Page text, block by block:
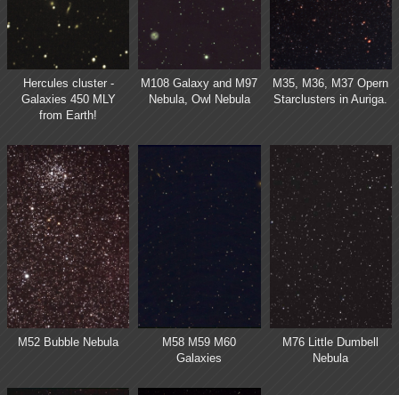
Hercules cluster -
Galaxies 450 MLY
from Earth!
M108 Galaxy and M97
Nebula, Owl Nebula
M35, M36, M37 Opern
Starclusters in Auriga.
M52 Bubble Nebula
M58 M59 M60
Galaxies
M76 Little Dumbell
Nebula